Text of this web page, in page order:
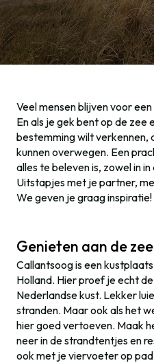
Veel mensen blijven voor een
En als je gek bent op de zee
bestemming wilt verkennen,
kunnen overwegen. Een
alles te beleven is, zowel in
Uitstapjes met je partner,
We geven je graag inspiratie!
Genieten aan de zee
Callantsoogis een
Holland. Hier proef je echt
Nederlandse kust. Lekker
stranden. Maar ook als het
hier goed vertoeven. Maak
neer in de strandtentjes en
ook met je viervoeter op